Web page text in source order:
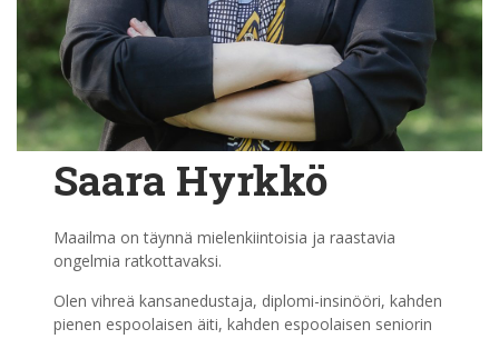
Saara Hyrkkö
Maailma on täynnä mielenkiintoisia ja raastavia
ongelmia ratkottavaksi.
Olen vihreä kansanedustaja, diplomi-insinööri, kahden
pienen espoolaisen äiti, kahden espoolaisen seniorin